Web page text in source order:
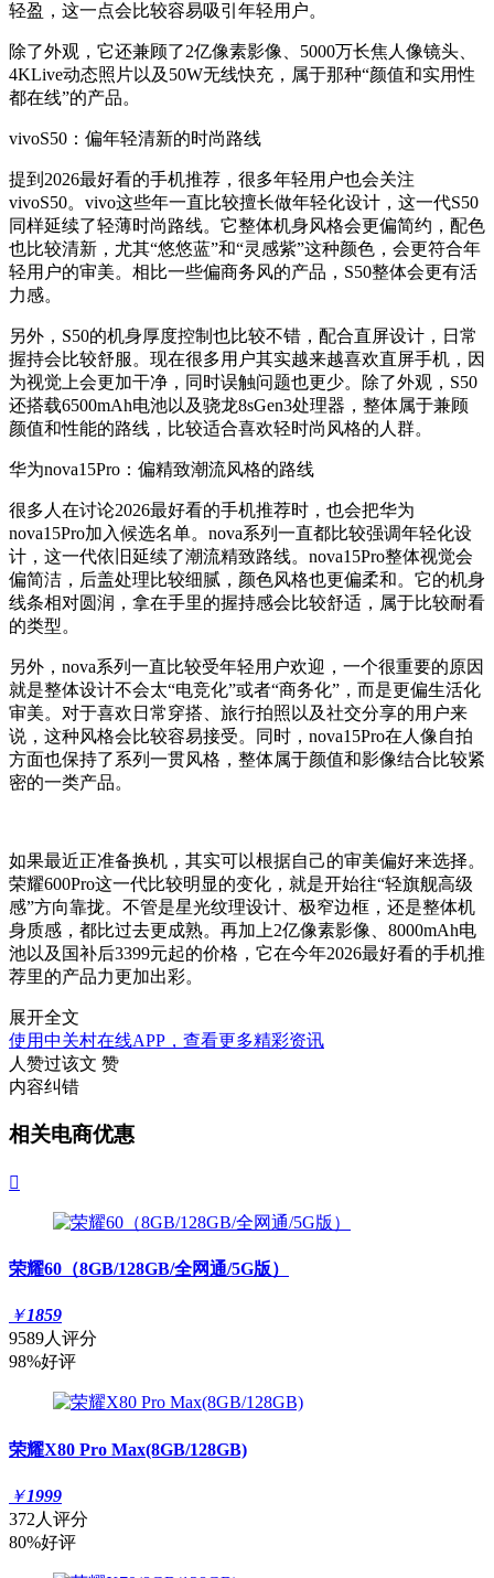
轻盈，这一点会比较容易吸引年轻用户。
除了外观，它还兼顾了2亿像素影像、5000万长焦人像镜头、
4KLive动态照片以及50W无线快充，属于那种“颜值和实用性
都在线”的产品。
vivoS50：偏年轻清新的时尚路线
提到2026最好看的手机推荐，很多年轻用户也会关注
vivoS50。vivo这些年一直比较擅长做年轻化设计，这一代S50
同样延续了轻薄时尚路线。它整体机身风格会更偏简约，配色
也比较清新，尤其“悠悠蓝”和“灵感紫”这种颜色，会更符合年
轻用户的审美。相比一些偏商务风的产品，S50整体会更有活
力感。
另外，S50的机身厚度控制也比较不错，配合直屏设计，日常
握持会比较舒服。现在很多用户其实越来越喜欢直屏手机，因
为视觉上会更加干净，同时误触问题也更少。除了外观，S50
还搭载6500mAh电池以及骁龙8sGen3处理器，整体属于兼顾
颜值和性能的路线，比较适合喜欢轻时尚风格的人群。
华为nova15Pro：偏精致潮流风格的路线
很多人在讨论2026最好看的手机推荐时，也会把华为
nova15Pro加入候选名单。nova系列一直都比较强调年轻化设
计，这一代依旧延续了潮流精致路线。nova15Pro整体视觉会
偏简洁，后盖处理比较细腻，颜色风格也更偏柔和。它的机身
线条相对圆润，拿在手里的握持感会比较舒适，属于比较耐看
的类型。
另外，nova系列一直比较受年轻用户欢迎，一个很重要的原因
就是整体设计不会太“电竞化”或者“商务化”，而是更偏生活化
审美。对于喜欢日常穿搭、旅行拍照以及社交分享的用户来
说，这种风格会比较容易接受。同时，nova15Pro在人像自拍
方面也保持了系列一贯风格，整体属于颜值和影像结合比较紧
密的一类产品。
如果最近正准备换机，其实可以根据自己的审美偏好来选择。
荣耀600Pro这一代比较明显的变化，就是开始往“轻旗舰高级
感”方向靠拢。不管是星光纹理设计、极窄边框，还是整体机
身质感，都比过去更成熟。再加上2亿像素影像、8000mAh电
池以及国补后3399元起的价格，它在今年2026最好看的手机推
荐里的产品力更加出彩。
展开全文
使用中关村在线APP，查看更多精彩资讯
人赞过该文 赞
内容纠错
相关电商优惠

荣耀60（8GB/128GB/全网通/5G版）
￥1859
9589人评分
98%好评
荣耀X80 Pro Max(8GB/128GB)
￥1999
372人评分
80%好评